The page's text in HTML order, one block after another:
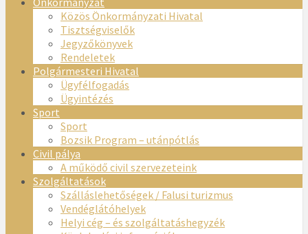
Közös Önkormányzati Hivatal
Tisztségviselők
Jegyzőkönyvek
Rendeletek
Polgármesteri Hivatal
Ügyfélfogadás
Ügyintézés
Sport
Sport
Bozsik Program – utánpótlás
Civil pálya
A működő civil szervezeteink
Szolgáltatások
Szálláslehetőségek / Falusi turizmus
Vendéglátóhelyek
Helyi cég – és szolgáltatáshegyzék